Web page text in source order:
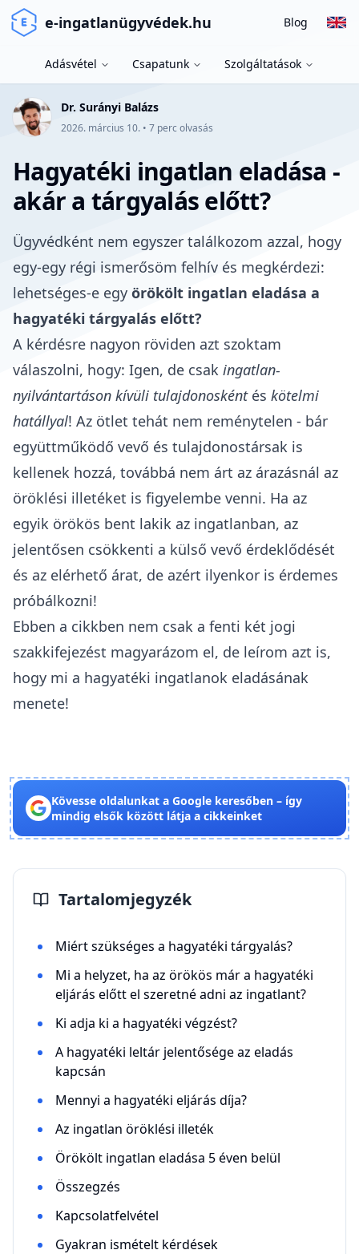
e-ingatlanügyvédek.hu Blog
Adásvétel Csapatunk Szolgáltatások
Dr. Surányi Balázs
2026. március 10. • 7 perc olvasás
Hagyatéki ingatlan eladása -
akár a tárgyalás előtt?
Ügyvédként nem egyszer találkozom azzal, hogy
egy-egy régi ismerősöm felhív és megkérdezi:
lehetséges-e egy örökölt ingatlan eladása a
hagyatéki tárgyalás előtt?
A kérdésre nagyon röviden azt szoktam
válaszolni, hogy: Igen, de csak ingatlan-
nyilvántartáson kívüli tulajdonoskéntés kötelmi
hatállyal! Az ötlet tehát nem reménytelen - bár
együttműködő vevő és tulajdonostársak is
kellenek hozzá, továbbá nem árt az árazásnál az
öröklési illetéket is figyelembe venni. Ha az
egyik örökös bent lakik az ingatlanban, az
jelentősen csökkenti a külső vevő érdeklődését
és az elérhető árat, de azért ilyenkor is érdemes
próbálkozni!
Ebben a cikkben nem csak a fenti két jogi
szakkifejezést magyarázom el, de leírom azt is,
hogy mi a hagyatéki ingatlanok eladásának
menete!
Kövesse oldalunkat a Google keresőben – így
mindig elsők között látja a cikkeinket
Tartalomjegyzék
Miért szükséges a hagyatéki tárgyalás?
Mi a helyzet, ha az örökös már a hagyatéki
eljárás előtt el szeretné adni az ingatlant?
Ki adja ki a hagyatéki végzést?
A hagyatéki leltár jelentősége az eladás
kapcsán
Mennyi a hagyatéki eljárás díja?
Az ingatlan öröklési illeték
Örökölt ingatlan eladása 5 éven belül
Összegzés
Kapcsolatfelvétel
Gyakran ismételt kérdések